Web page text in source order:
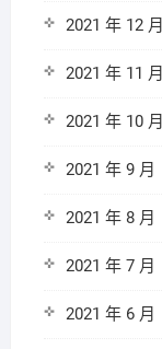
2021 年 12 月
2021 年 11 月
2021 年 10 月
2021 年 9 月
2021 年 8 月
2021 年 7 月
2021 年 6 月